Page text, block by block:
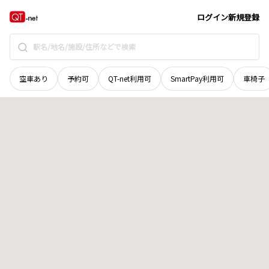
ログイン新規登録
空車あり 予約可 QT-net利用可 SmartPay利用可 車椅子
和歌山県